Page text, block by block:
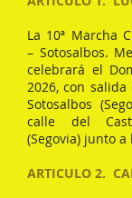
La 10ª Marcha
– Sotosalbos.
celebrará el
2026, con
Sotosalbos
calle del
(Segovia) junto a
ARTICULO 2.